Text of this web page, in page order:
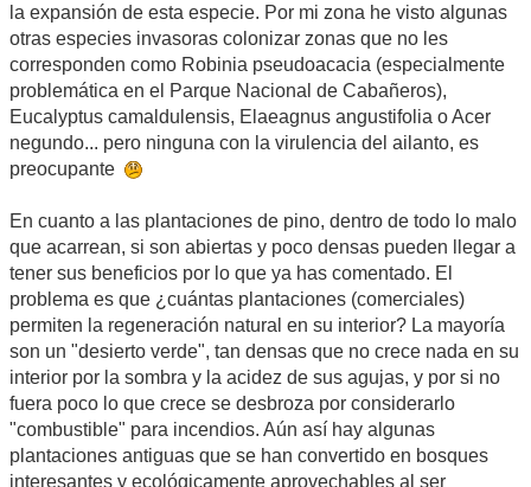
la expansión de esta especie. Por mi zona he visto algunas
otras especies invasoras colonizar zonas que no les
corresponden como Robinia pseudoacacia (especialmente
problemática en el Parque Nacional de Cabañeros),
Eucalyptus camaldulensis, Elaeagnus angustifolia o Acer
negundo... pero ninguna con la virulencia del ailanto, es
preocupante
En cuanto a las plantaciones de pino, dentro de todo lo malo
que acarrean, si son abiertas y poco densas pueden llegar a
tener sus beneficios por lo que ya has comentado. El
problema es que ¿cuántas plantaciones (comerciales)
permiten la regeneración natural en su interior? La mayoría
son un "desierto verde", tan densas que no crece nada en su
interior por la sombra y la acidez de sus agujas, y por si no
fuera poco lo que crece se desbroza por considerarlo
"combustible" para incendios. Aún así hay algunas
plantaciones antiguas que se han convertido en bosques
interesantes y ecológicamente aprovechables al ser